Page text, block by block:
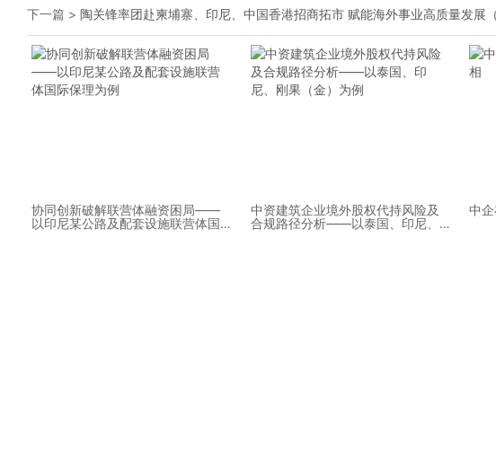
下一篇 > 陶关锋率团赴柬埔寨、印尼、中国香港招商拓市 赋能海外事业高质量发展（
协同创新破解联营体融资困局——
以印尼某公路及配套设施联营体国
中资建筑企业境外股权代持风险及
合规路径分析——以泰国、印尼、
中